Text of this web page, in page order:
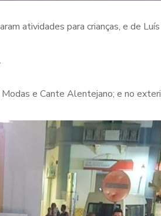
atividades para crianças, e de
e Cante Alentejano; e no